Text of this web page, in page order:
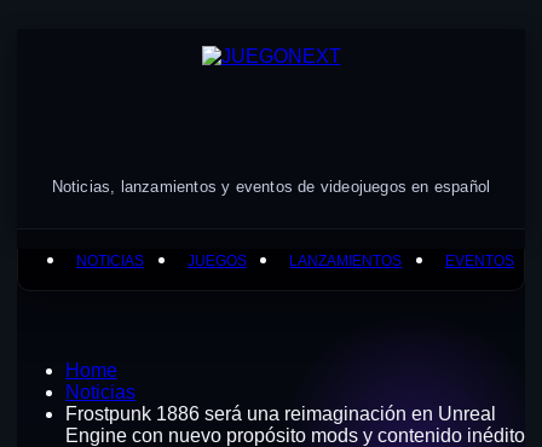
Noticias, lanzamientos y eventos de videojuegos en español
NOTICIAS JUEGOS LANZAMIENTOS EVENTOS
Home
Noticias
Frostpunk 1886 será una reimaginación en Unreal
Engine con nuevo propósito mods y contenido inédito